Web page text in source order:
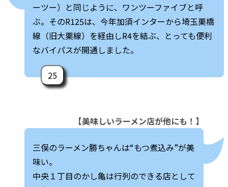
ーツー）と同じように、ワンツーファイブと呼
ぶ。そのR125は、今年加須インターから埼玉栗橋
線（旧大栗線）を経由しR4を結ぶ、とっても便利
なバイパスが開通しました。
25
【美味しいラーメン店が他にも！】
三俣のラーメン勝ちゃんは“もつ煮込み”が美
味い。
中央１丁目のかし亀は行列のできる店として